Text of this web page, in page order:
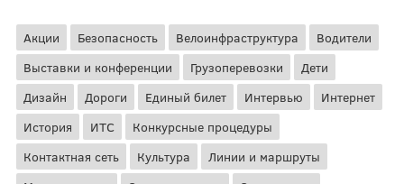
Акции Безопасность Велоинфраструктура
Водители
Выставки и конференции
Грузоперевозки
Дети
Дизайн
Дороги Единый билет Интервью
Интернет
История
ИТС
Конкурсные процедуры
Контактная сеть
Культура
Линии и маршруты